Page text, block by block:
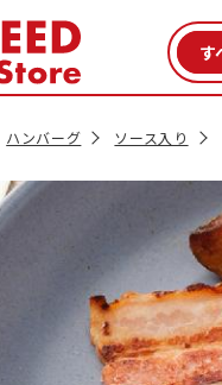
ハンバーグ ソース入り